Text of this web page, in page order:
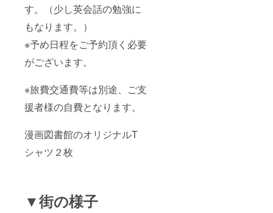
す。（少し英会話の勉強に
もなります。）
※予め日程をご予約頂く必要
がございます。
※旅費交通費等は別途、ご支
援者様の自費となります。
漫画図書館のオリジナルT
シャツ２枚
▼街の様子